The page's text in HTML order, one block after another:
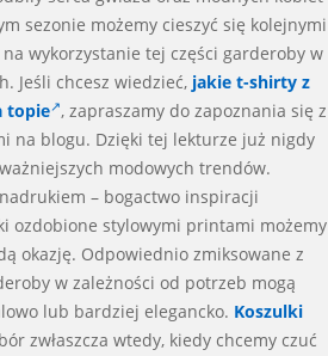
sezonie możemy cieszyć się kolejnymi
wykorzystanie tej części garderoby w
Jeśli chcesz wiedzieć, jakie t-shirty z
topie , zapraszamy do zapoznania się z
na blogu. Dzięki tej lekturze już nigdy
modowych trendów.
– bogactwo inspiracji
ozdobione stylowymi printami możemy
okazję. Odpowiednio zmiksowane z
w zależności od potrzeb mogą
lub bardziej elegancko. Koszulki
zwłaszcza wtedy, kiedy chcemy czuć